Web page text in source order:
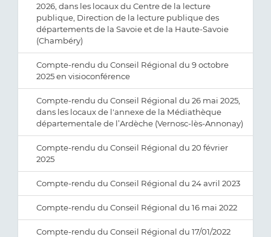
2026, dans les locaux du Centre de la lecture
publique, Direction de la lecture publique des
départements de la Savoie et de la Haute-Savoie
(Chambéry)
Compte-rendu du Conseil Régional du 9 octobre
2025 en visioconférence
Compte-rendu du Conseil Régional du 26 mai 2025,
dans les locaux de l'annexe de la Médiathèque
départementale de l’Ardèche (Vernosc-lès-Annonay)
Compte-rendu du Conseil Régional du 20 février
2025
Compte-rendu du Conseil Régional du 24 avril 2023
Compte-rendu du Conseil Régional du 16 mai 2022
Compte-rendu du Conseil Régional du 17/01/2022